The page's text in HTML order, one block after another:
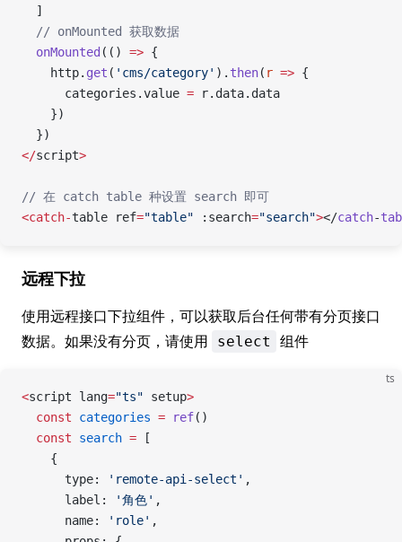
  ]
  // onMounted 获取数据
  onMounted
(() => {
    http.
get ( 'cms/category' ). then( r => {
      categories.value
= r.data.data
    })
  })
</script>
// 在 catch table 种设置 search 即可
<catch-table ref="table" :search="search"></catch-
远程下拉
使用远程接口下拉组件，可以获取后台任何带有分页接口
数据。如果没有分页，请使用
select 组件
ts
<script lang="ts" setup>
  const
categories = ref()
  const
search = [
    {
      type:
'remote-api-select' ,
      label:
'角色' ,
      name:
'role' ,